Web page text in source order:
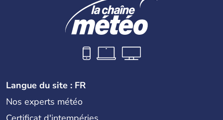
Langue du site : FR
Nos experts météo